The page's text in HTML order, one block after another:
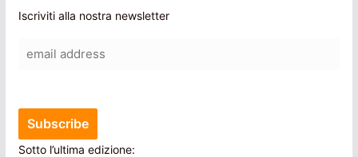
Iscriviti alla nostra newsletter
Sotto l’ultima edizione: